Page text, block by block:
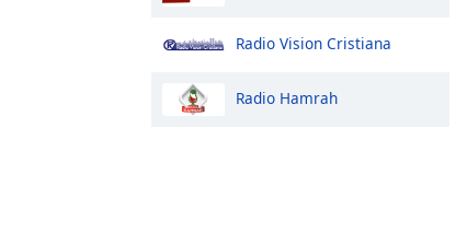
Radio Vision Cristiana
Radio Hamrah